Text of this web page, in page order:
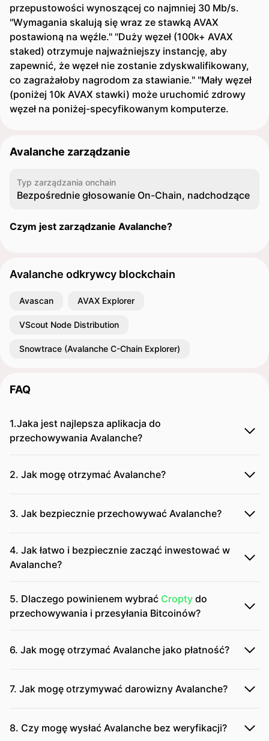
przepustowości wynoszącej co najmniej 30 Mb/s.
"Wymagania skalują się wraz ze stawką AVAX
postawioną na węźle." "Duży węzeł (100k+ AVAX
staked) otrzymuje najważniejszy instancję, aby
zapewnić, że węzeł nie zostanie zdyskwalifikowany,
co zagrażałoby nagrodom za stawianie." "Mały węzeł
(poniżej 10k AVAX stawki) może uruchomić zdrowy
węzeł na poniżej-specyfikowanym komputerze.
Avalanche zarządzanie
Typ zarządzania onchain
Bezpośrednie głosowanie On-Chain, nadchodzące
Czym jest zarządzanie Avalanche?
Avalanche odkrywcy blockchain
Avascan AVAX Explorer
VScout Node Distribution
Snowtrace (Avalanche C-Chain Explorer)
FAQ
1.Jaka jest najlepsza aplikacja do
przechowywania Avalanche?
2. Jak mogę otrzymać Avalanche?
3. Jak bezpiecznie przechowywać Avalanche?
4. Jak łatwo i bezpiecznie zacząć inwestować w
Avalanche?
5. Dlaczego powinienem wybrać Cropty do
przechowywania i przesyłania Bitcoinów?
6. Jak mogę otrzymać Avalanche jako płatność?
7. Jak mogę otrzymywać darowizny Avalanche?
8. Czy mogę wysłać Avalanche bez weryfikacji?